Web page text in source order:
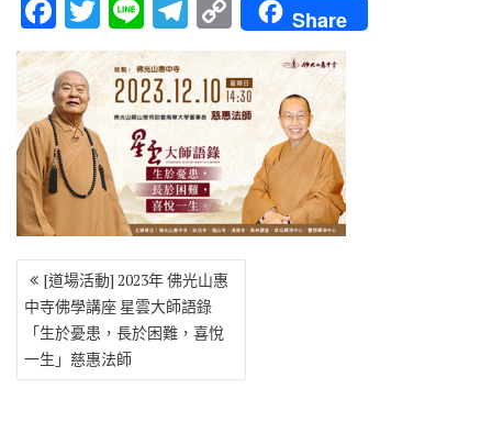
F
ac
e
b
o
o
T
w
it
te
r
Li
n
e
T
el
e
gr
a
m
C
o
p
y
Li
n
k
Share
文
章
導
覽
[道場活動] 2023年 佛光山惠
中寺佛學講座 星雲大師語錄
「生於憂患，長於困難，喜悅
一生」慈惠法師